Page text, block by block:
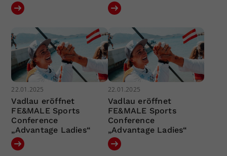
22.01.2025
Vadlau eröffnet
FE&MALE Sports
Conference
„Advantage Ladies“
22.01.2025
Vadlau eröffnet
FE&MALE Sports
Conference
„Advantage Ladies“